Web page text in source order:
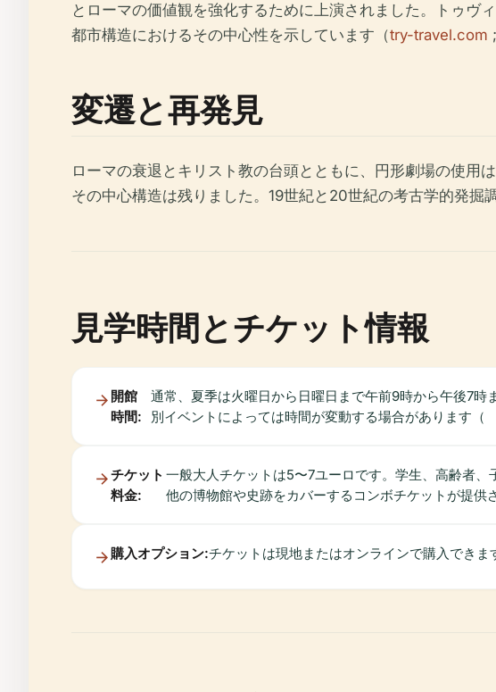
とローマの価値観を強化するために上演されました。トゥヴ
都市構造におけるその中心性を示しています（try-travel.com ;
変遷と再発見
ローマの衰退とキリスト教の台頭とともに、円形劇場の使用
その中心構造は残りました。19世紀と20世紀の考古学的発
見学時間とチケット情報
開館
時間:
通常、夏季は火曜日から日曜日まで午前9時から午後7
別イベントによっては時間が変動する場合があります（
チケット
料金:
一般大人チケットは5〜7ユーロです。学生、高齢者、
他の博物館や史跡をカバーするコンボチケットが提供
購入オプション:チケットは現地またはオンラインで購入できま